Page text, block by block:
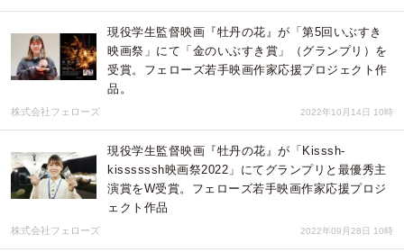
現役学生監督映画『牡丹の花』が「第5回いぶすき
映画祭」にて「金のいぶすき賞」（グランプリ）を
受賞。フェローズ若手映画作家応援プロジェクト作
品。
株式会社フェローズ 2022年10月14日 10時
現役学生監督映画『牡丹の花』が「Kisssh-
kissssssh映画祭2022」にてグランプリと最優秀主
演賞をW受賞。フェローズ若手映画作家応援プロジ
ェクト作品
株式会社フェローズ 2022年09月28日 10時